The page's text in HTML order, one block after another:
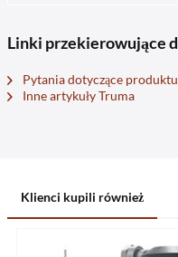
Linki przekierowujące
Pytania dotyczące
Inne artykuły Truma
Klienci kupili również